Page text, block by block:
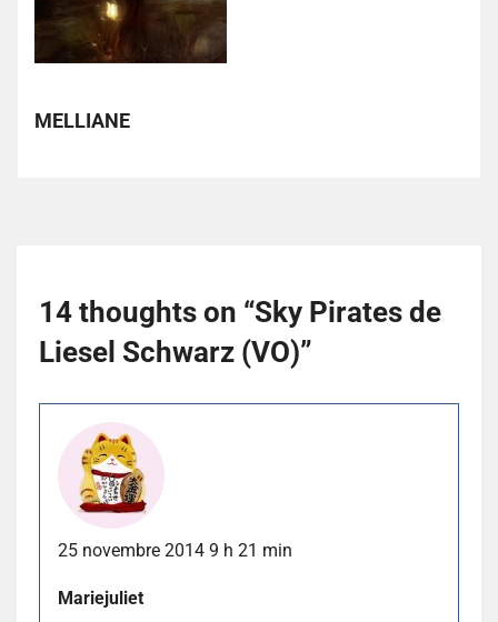
MELLIANE
14 thoughts on “Sky Pirates de
Liesel Schwarz (VO)”
25 novembre 2014 9 h 21 min
Mariejuliet